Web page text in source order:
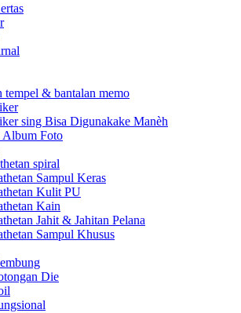
tempel & bantalan memo
sing Bisa Digunakake Manèh
Album Foto
spiral
Sampul Keras
Kulit PU
Kain
Jahit & Jahitan Pelana
Sampul Khusus
Die